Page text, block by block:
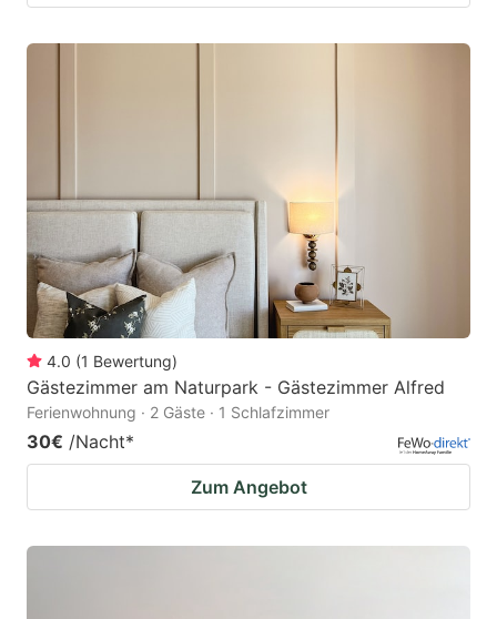
4.0 (1 Bewertung)
Gästezimmer am Naturpark - Gästezimmer Alfred
Ferienwohnung · 2 Gäste · 1 Schlafzimmer
30€ /Nacht*
Zum Angebot